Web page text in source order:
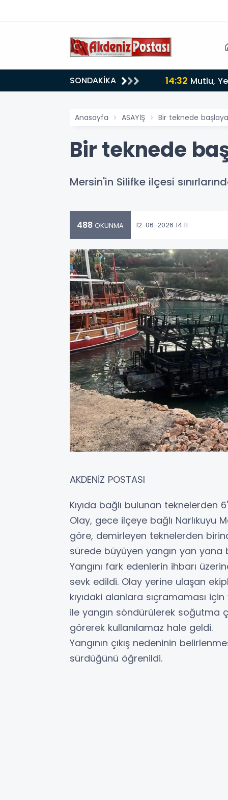
SONDAKİKA 14:32 Mutlu,
Anasayfa ASAYİŞ Bir teknede
Bir teknede
Mersin'in Silifke ilçesi
488 OKUNMA 12-06-2026 14:11
AKDENİZ POSTASI
Kıyıda bağlı bulunan teknelerden
Olay, gece ilçeye bağlı Narlıkuyu
göre, demirleyen teknelerden
sürede büyüyen yangın yan yana
Yangını fark edenlerin ihbarı
sevk edildi. Olay yerine ulaşan
kıyıdaki alanlara sıçramaması
ile yangın söndürülerek soğutma
görerek kullanılamaz hale geldi.
Yangının çıkış nedeninin
sürdüğünü öğrenildi.